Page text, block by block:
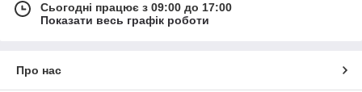
Сьогодні працює з 09:00 до 17:00
Показати весь графік роботи
Про нас